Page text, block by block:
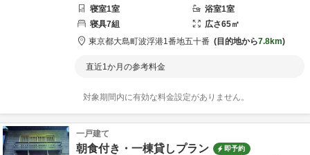
寝室1室 浴室1室
寝具7組 広さ65㎡
東京都大島町波浮港1番地五十番 目的地から7.8km
直近1か月の参考料金
対象期間内に有効な料金設定がありません。
一戸建て
朝食付き・一棟貸しプラン 即予約